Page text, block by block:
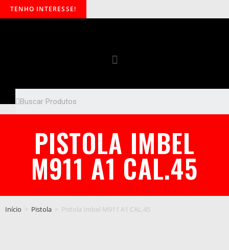
TENHO INTERESSE!
PISTOLA IMBEL
M911 A1 CAL.45
Início > Pistola > Pistola Imbel M911 A1 CAL.45